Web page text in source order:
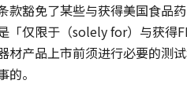
款豁免了某些与获得美国食品
「仅限于（solely for）与获得
材产品上市前须进行必要的测
。